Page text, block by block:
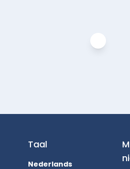
Taal
Nederlands